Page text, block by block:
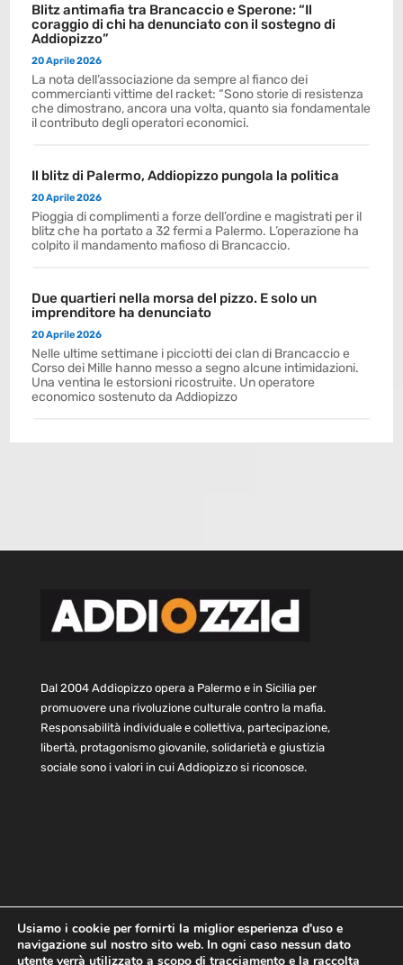
Blitz antimafia tra Brancaccio e Sperone: “Il
coraggio di chi ha denunciato con il sostegno di
Addiopizzo”
20 Aprile 2026
La nota dell’associazione da sempre al fianco dei
commercianti vittime del racket: “Sono storie di resistenza
che dimostrano, ancora una volta, quanto sia fondamentale
il contributo degli operatori economici.
Il blitz di Palermo, Addiopizzo pungola la politica
20 Aprile 2026
Pioggia di complimenti a forze dell’ordine e magistrati per il
blitz che ha portato a 32 fermi a Palermo. L’operazione ha
colpito il mandamento mafioso di Brancaccio.
Due quartieri nella morsa del pizzo. E solo un
imprenditore ha denunciato
20 Aprile 2026
Nelle ultime settimane i picciotti dei clan di Brancaccio e
Corso dei Mille hanno messo a segno alcune intimidazioni.
Una ventina le estorsioni ricostruite. Un operatore
economico sostenuto da Addiopizzo
Dal 2004 Addiopizzo opera a Palermo e in Sicilia per
promuovere una rivoluzione culturale contro la mafia.
Responsabilità individuale e collettiva, partecipazione,
libertà, protagonismo giovanile, solidarietà e giustizia
sociale sono i valori in cui Addiopizzo si riconosce.
Home Statuto e bilancio
Contatti
Usiamo i cookie per fornirti la miglior esperienza d'uso e
navigazione sul nostro sito web. In ogni caso nessun dato
utente verrà utilizzato a scopo di tracciamento e la raccolta